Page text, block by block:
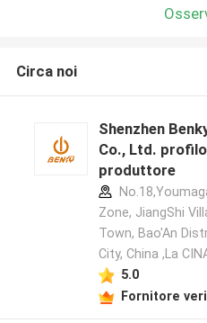
Circa noi
Shenzhen
Co., Ltd.
produttore
Zone, JiangShi
Town, Bao'An
City, China ,La
5.0
Fornitore